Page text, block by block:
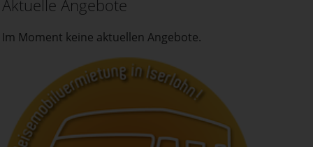
Aktuelle Angebote
Im Moment keine aktuellen Angebote.